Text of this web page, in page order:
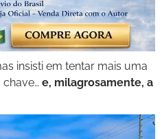
insisti em tentar mais uma
chave… e, milagrosamente, a